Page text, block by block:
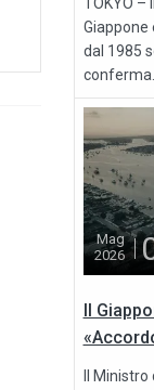
Giappone
dal 1985
conferma...
Mag
2026
Il
Il